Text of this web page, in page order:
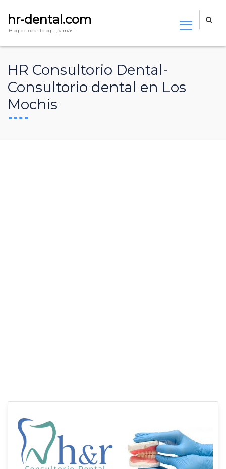
hr-dental.com
Blog de odontologia, y más!
HR Consultorio Dental-
Consultorio dental en Los
Mochis